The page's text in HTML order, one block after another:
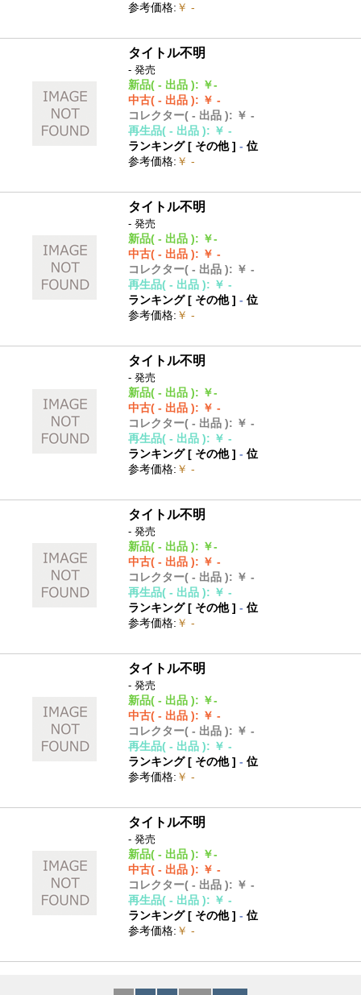
参考価格: ￥ -
タイトル不明
- 発売
新品( - 出品 ): ￥-
中古( - 出品 ): ￥ -
コレクター( - 出品 ): ￥ -
再生品( - 出品 ): ￥ -
ランキング [ その他]- 位
参考価格: ￥ -
タイトル不明
- 発売
新品( - 出品 ): ￥-
中古( - 出品 ): ￥ -
コレクター( - 出品 ): ￥ -
再生品( - 出品 ): ￥ -
ランキング [ その他]- 位
参考価格: ￥ -
タイトル不明
- 発売
新品( - 出品 ): ￥-
中古( - 出品 ): ￥ -
コレクター( - 出品 ): ￥ -
再生品( - 出品 ): ￥ -
ランキング [ その他]- 位
参考価格: ￥ -
タイトル不明
- 発売
新品( - 出品 ): ￥-
中古( - 出品 ): ￥ -
コレクター( - 出品 ): ￥ -
再生品( - 出品 ): ￥ -
ランキング [ その他]- 位
参考価格: ￥ -
タイトル不明
- 発売
新品( - 出品 ): ￥-
中古( - 出品 ): ￥ -
コレクター( - 出品 ): ￥ -
再生品( - 出品 ): ￥ -
ランキング [ その他]- 位
参考価格: ￥ -
タイトル不明
- 発売
新品( - 出品 ): ￥-
中古( - 出品 ): ￥ -
コレクター( - 出品 ): ￥ -
再生品( - 出品 ): ￥ -
ランキング [ その他]- 位
参考価格: ￥ -